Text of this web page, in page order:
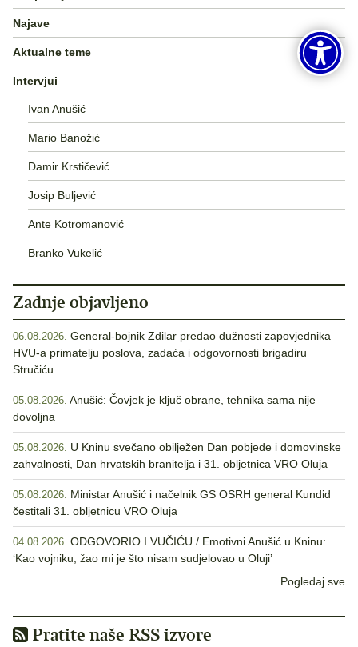
Najave
Aktualne teme
Intervjui
Ivan Anušić
Mario Banožić
Damir Krstičević
Josip Buljević
Ante Kotromanović
Branko Vukelić
Zadnje objavljeno
06.08.2026. General-bojnik Zdilar predao dužnosti zapovjednika
HVU-a primatelju poslova, zadaća i odgovornosti brigadiru
Stručiću
05.08.2026. Anušić: Čovjek je ključ obrane, tehnika sama nije
dovoljna
05.08.2026. U Kninu svečano obilježen Dan pobjede i domovinske
zahvalnosti, Dan hrvatskih branitelja i 31. obljetnica VRO Oluja
05.08.2026. Ministar Anušić i načelnik GS OSRH general Kundid
čestitali 31. obljetnicu VRO Oluja
04.08.2026. ODGOVORIO I VUČIĆU / Emotivni Anušić u Kninu:
‘Kao vojniku, žao mi je što nisam sudjelovao u Oluji’
Pogledaj sve
Pratite naše RSS izvore